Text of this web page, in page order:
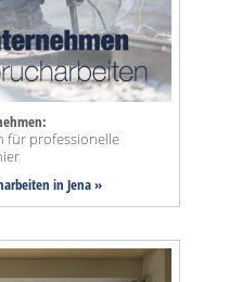
für professionelle
in Jena »